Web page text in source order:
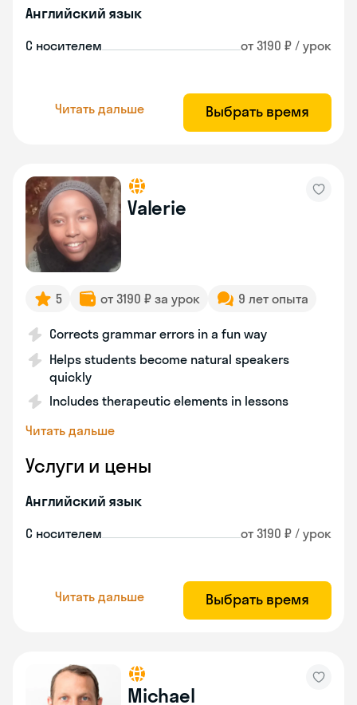
Английский язык
С носителем от 3190 ₽ / урок
Читать дальше Выбрать время
Valerie
5 от 3190 ₽ за урок 9 лет опыта
Corrects grammar errors in a fun way
Helps students become natural speakers
quickly
Includes therapeutic elements in lessons
Читать дальше
Услуги и цены
Английский язык
С носителем от 3190 ₽ / урок
Читать дальше Выбрать время
Michael